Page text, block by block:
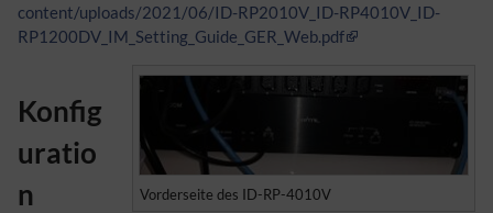
content/uploads/2021/06/ID-RP2010V_ID-RP4010V_ID-
RP1200DV_IM_Setting_Guide_GER_Web.pdf
Vorderseite des ID-RP-4010V
Konfig
uratio
n